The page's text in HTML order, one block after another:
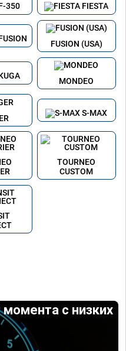
350 FIESTA
FUSION (USA)
MONDEO
S-MAX
TOURNEO
CUSTOM
с низких